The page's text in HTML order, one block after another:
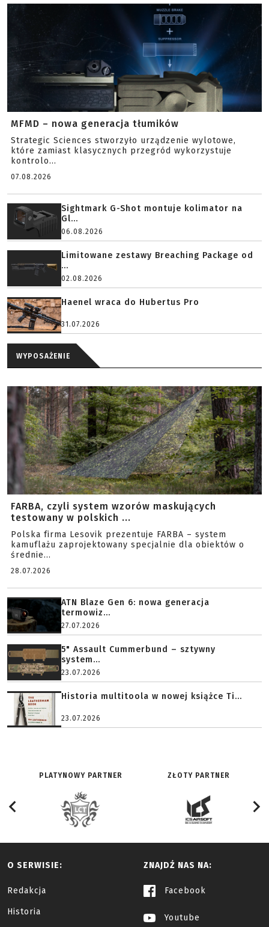
MFMD – nowa generacja tłumików
Strategic Sciences stworzyło urządzenie wylotowe,
które zamiast klasycznych przegród wykorzystuje
kontrolo...
07.08.2026
Sightmark G-Shot montuje kolimator na
Gl...
06.08.2026
Limitowane zestawy Breaching Package od
...
02.08.2026
Haenel wraca do Hubertus Pro
31.07.2026
WYPOSAŻENIE
FARBA, czyli system wzorów maskujących
testowany w polskich ...
Polska firma Lesovik prezentuje FARBA – system
kamuflażu zaprojektowany specjalnie dla obiektów o
średnie...
28.07.2026
ATN Blaze Gen 6: nowa generacja
termowiz...
27.07.2026
5" Assault Cummerbund – sztywny
system...
23.07.2026
Historia multitoola w nowej książce Ti...
23.07.2026
PLATYNOWY PARTNER ZŁOTY PARTNER
O SERWISIE:
Redakcja
Historia
ZNAJDŹ NAS NA:
Facebook
Youtube